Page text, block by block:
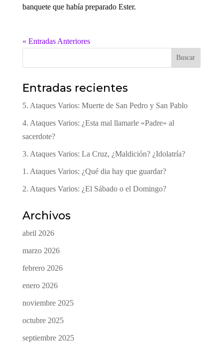
banquete que había preparado Ester.
« Entradas Anteriores
Buscar
Entradas recientes
5. Ataques Varios: Muerte de San Pedro y San Pablo
4. Ataques Varios: ¿Esta mal llamarle «Padre» al
sacerdote?
3. Ataques Varios: La Cruz, ¿Maldición? ¿Idolatría?
1. Ataques Varios: ¿Qué dia hay que guardar?
2. Ataques Varios: ¿El Sábado o el Domingo?
Archivos
abril 2026
marzo 2026
febrero 2026
enero 2026
noviembre 2025
octubre 2025
septiembre 2025